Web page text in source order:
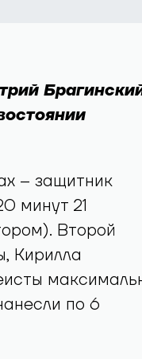
– защитник
минут 21
Второй
Кирилла
по 6